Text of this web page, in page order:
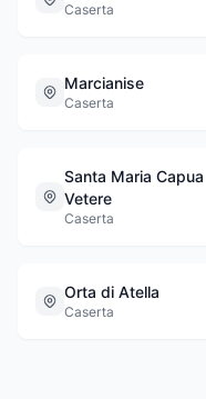
Caserta
Marcianise
Caserta
Santa Maria Capua
Vetere
Caserta
Orta di Atella
Caserta